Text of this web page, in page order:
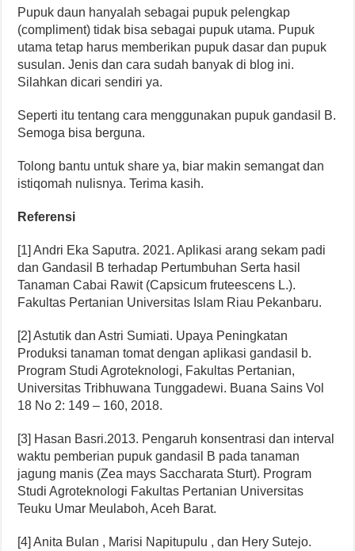
Pupuk daun hanyalah sebagai pupuk pelengkap
(compliment) tidak bisa sebagai pupuk utama. Pupuk
utama tetap harus memberikan pupuk dasar dan pupuk
susulan. Jenis dan cara sudah banyak di blog ini.
Silahkan dicari sendiri ya.
Seperti itu tentang cara menggunakan pupuk gandasil B.
Semoga bisa berguna.
Tolong bantu untuk share ya, biar makin semangat dan
istiqomah nulisnya. Terima kasih.
Referensi
[1] Andri Eka Saputra. 2021. Aplikasi arang sekam padi
dan Gandasil B terhadap Pertumbuhan Serta hasil
Tanaman Cabai Rawit (Capsicum fruteescens L.).
Fakultas Pertanian Universitas Islam Riau Pekanbaru.
[2] Astutik dan Astri Sumiati. Upaya Peningkatan
Produksi tanaman tomat dengan aplikasi gandasil b.
Program Studi Agroteknologi, Fakultas Pertanian,
Universitas Tribhuwana Tunggadewi. Buana Sains Vol
18 No 2: 149 – 160, 2018.
[3] Hasan Basri.2013. Pengaruh konsentrasi dan interval
waktu pemberian pupuk gandasil B pada tanaman
jagung manis (Zea mays Saccharata Sturt). Program
Studi Agroteknologi Fakultas Pertanian Universitas
Teuku Umar Meulaboh, Aceh Barat.
[4] Anita Bulan , Marisi Napitupulu , dan Hery Sutejo.